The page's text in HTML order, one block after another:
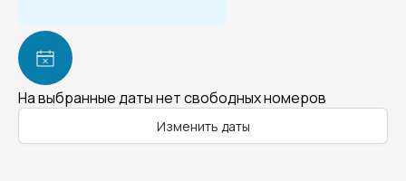
На выбранные даты нет свободных номеров
Изменить даты